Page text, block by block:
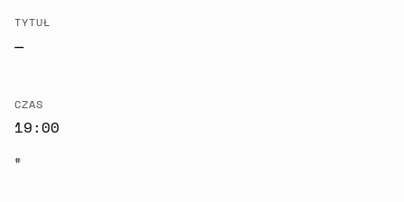
TYTUŁ
—
CZAS
19:00
#